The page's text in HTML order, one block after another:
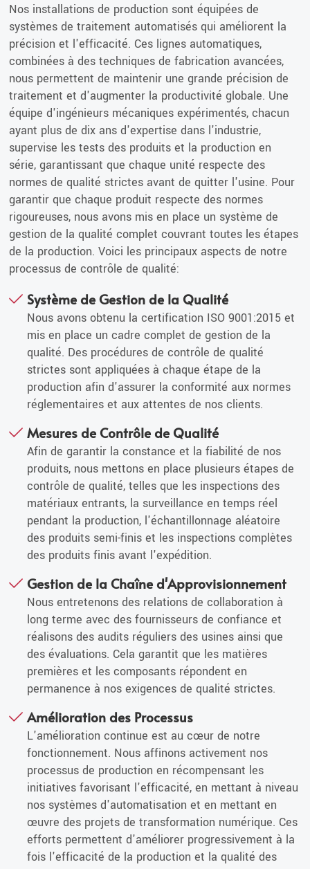
Nos installations de production sont équipées de
systèmes de traitement automatisés qui améliorent la
précision et l'efficacité. Ces lignes automatiques,
combinées à des techniques de fabrication avancées,
nous permettent de maintenir une grande précision de
traitement et d'augmenter la productivité globale. Une
équipe d'ingénieurs mécaniques expérimentés, chacun
ayant plus de dix ans d'expertise dans l'industrie,
supervise les tests des produits et la production en
série, garantissant que chaque unité respecte des
normes de qualité strictes avant de quitter l'usine. Pour
garantir que chaque produit respecte des normes
rigoureuses, nous avons mis en place un système de
gestion de la qualité complet couvrant toutes les étapes
de la production. Voici les principaux aspects de notre
processus de contrôle de qualité:
Système de Gestion de la Qualité
Nous avons obtenu la certification ISO 9001:2015 et
mis en place un cadre complet de gestion de la
qualité. Des procédures de contrôle de qualité
strictes sont appliquées à chaque étape de la
production afin d'assurer la conformité aux normes
réglementaires et aux attentes de nos clients.
Mesures de Contrôle de Qualité
Afin de garantir la constance et la fiabilité de nos
produits, nous mettons en place plusieurs étapes de
contrôle de qualité, telles que les inspections des
matériaux entrants, la surveillance en temps réel
pendant la production, l'échantillonnage aléatoire
des produits semi-finis et les inspections complètes
des produits finis avant l'expédition.
Gestion de la Chaîne d'Approvisionnement
Nous entretenons des relations de collaboration à
long terme avec des fournisseurs de confiance et
réalisons des audits réguliers des usines ainsi que
des évaluations. Cela garantit que les matières
premières et les composants répondent en
permanence à nos exigences de qualité strictes.
Amélioration des Processus
L'amélioration continue est au cœur de notre
fonctionnement. Nous affinons activement nos
processus de production en récompensant les
initiatives favorisant l'efficacité, en mettant à niveau
nos systèmes d'automatisation et en mettant en
œuvre des projets de transformation numérique. Ces
efforts permettent d'améliorer progressivement à la
fois l'efficacité de la production et la qualité des